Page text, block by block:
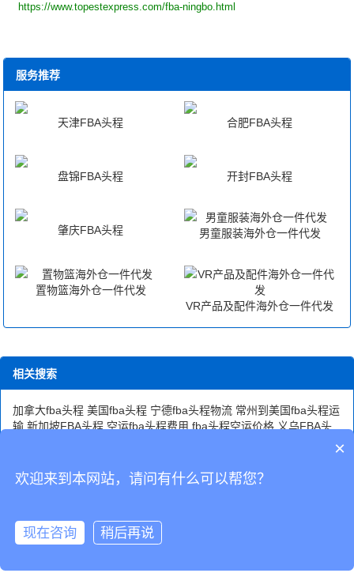
https://www.topestexpress.com/fba-ningbo.html
服务推荐
天津FBA头程 合肥FBA头程
盘锦FBA头程 开封FBA头程
肇庆FBA头程 男童服装海外仓一件代发
置物篮海外仓一件代发
VR产品及配件海外仓一件代发
相关搜索
加拿大fba头程 美国fba头程 宁德fba头程物流 常州到美国fba头程运
输 新加坡FBA头程 空运fba头程费用 fba头程空运价格 义乌FBA头
服务 清远FBA头程物流
CopyRight © 深圳市韬博供应链有限公司
×
欢迎来到本网站，请问有什么可以帮您？
现在咨询 稍后再说